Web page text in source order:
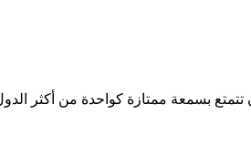
بسمعة ممتازة كواحدة من أكثر